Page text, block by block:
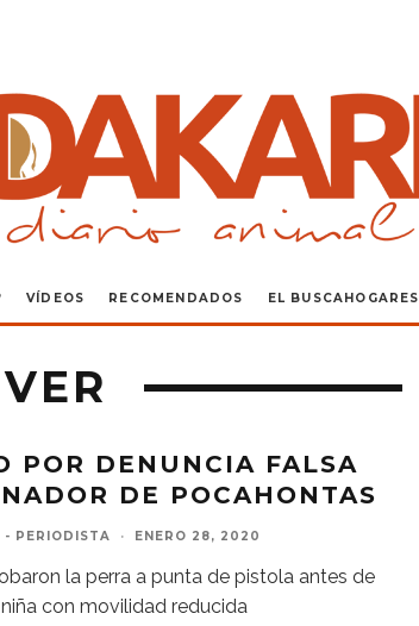
VÍDEOS RECOMENDADOS EL BUSCAHOGARES
POR DENUNCIA FALSA
DE POCAHONTAS
- PERIODISTA · ENERO 28, 2020
la perra a punta de pistola antes de
con movilidad reducida